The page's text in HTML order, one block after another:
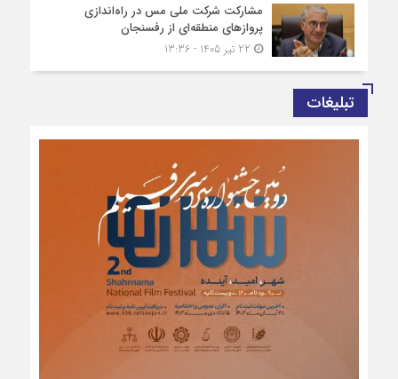
مشارکت شرکت ملی مس در راه‌اندازی
پروازهای منطقه‌ای از رفسنجان
تبلیغات